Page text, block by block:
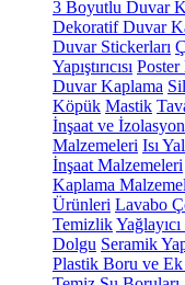
3 Boyutlu Duvar
Dekoratif Duvar
Duvar Stickerları
Yapıştırıcısı Poster
Duvar Kaplama
Köpük Mastik
İnşaat ve İzolasyon
Malzemeleri Isı
İnşaat Malzemeleri
Kaplama
Ürünleri Lavabo
Temizlik
Dolgu Seramik
Plastik Boru ve Ek